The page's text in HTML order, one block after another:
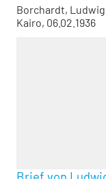
Borchardt, Ludwig
Kairo, 06.02.1936